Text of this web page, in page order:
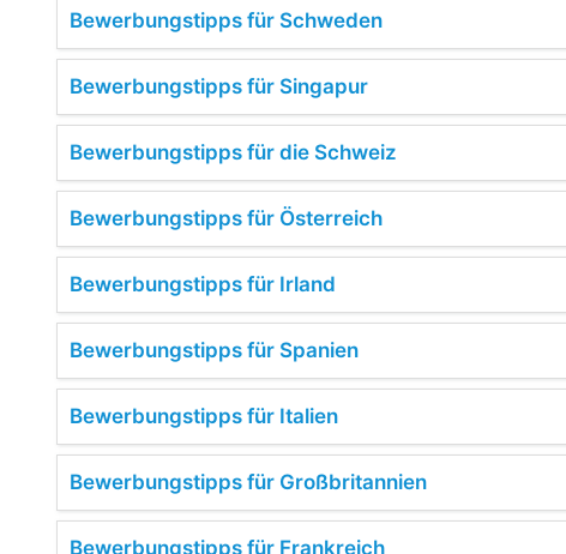
Bewerbungstipps für Schweden
Bewerbungstipps für Singapur
Bewerbungstipps für die Schweiz
Bewerbungstipps für Österreich
Bewerbungstipps für Irland
Bewerbungstipps für Spanien
Bewerbungstipps für Italien
Bewerbungstipps für Großbritannien
Bewerbungstipps für Frankreich